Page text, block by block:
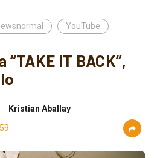
YouTube
IT BACK”,
Kristian Aballay